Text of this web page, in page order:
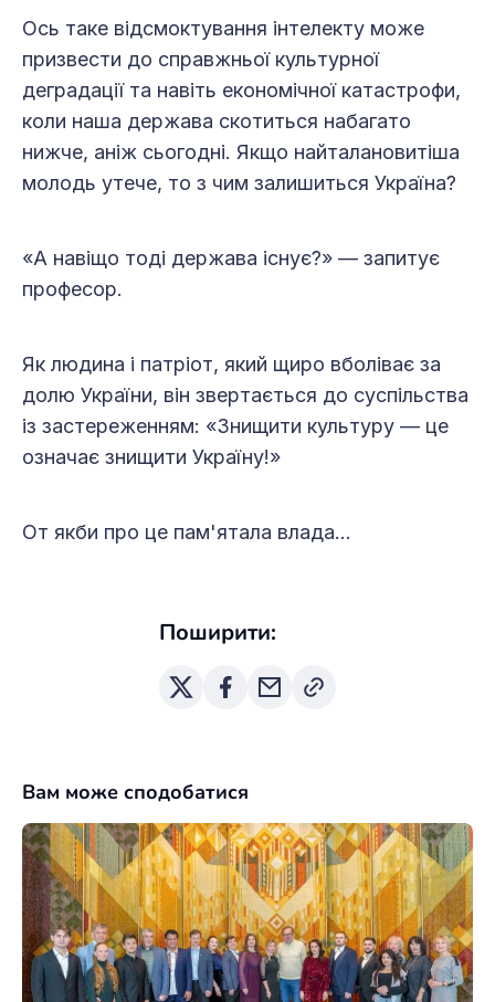
Ось таке відсмоктування інтелекту може
призвести до справжньої культурної
деградації та навіть економічної катастрофи,
коли наша держава скотиться набагато
нижче, аніж сьогодні. Якщо найталановитіша
молодь утече, то з чим залишиться Україна?
«А навіщо тоді держава існує?» — запитує
професор.
Як людина і патріот, який щиро вболіває за
долю України, він звертається до суспільства
із застереженням: «Знищити культуру — це
означає знищити Україну!»
От якби про це пам'ятала влада…
Поширити:
Вам може сподобатися